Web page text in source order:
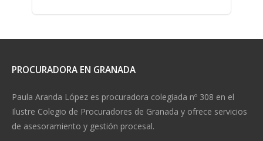
PROCURADORA EN GRANADA
Paula Aranda López es procuradora colegiada nº 308 en el
Ilustre Colegio de Procuradores de Granada y ofrece servicios
de asesoramiento y gestión procesal.